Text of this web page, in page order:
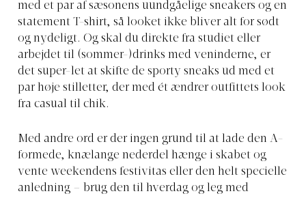
med et par af sæsonens uundgåelige sneakers og en
statement T-shirt, så looket ikke bliver alt for sødt
og nydeligt. Og skal du direkte fra studiet eller
arbejdet til (sommer-)drinks med veninderne, er
det super-let at skifte de sporty sneaks ud med et
par høje stilletter, der med ét ændrer outfittets look
fra casual til chik.
Med andre ord er der ingen grund til at lade den A-
formede, knælange nederdel hænge i skabet og
vente weekendens festivitas eller den helt specielle
anledning – brug den til hverdag og leg med